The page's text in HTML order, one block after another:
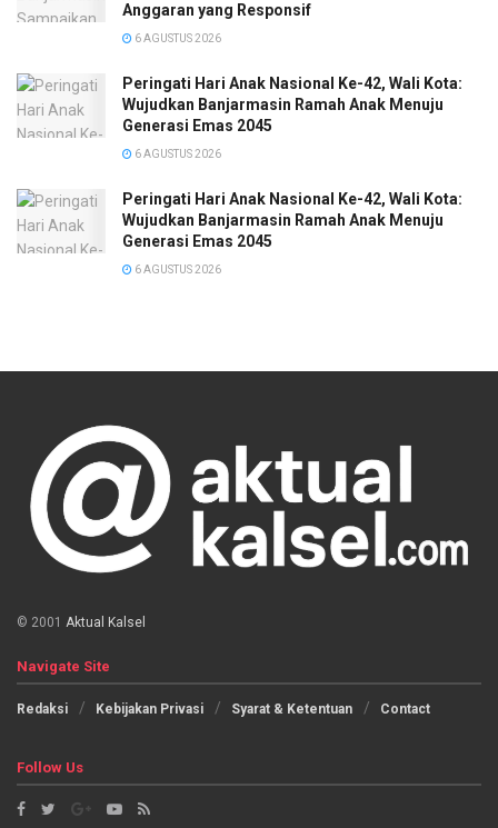
Anggaran yang Responsif
6 AGUSTUS 2026
Peringati Hari Anak Nasional Ke-42, Wali Kota:
Wujudkan Banjarmasin Ramah Anak Menuju
Generasi Emas 2045
6 AGUSTUS 2026
Peringati Hari Anak Nasional Ke-42, Wali Kota:
Wujudkan Banjarmasin Ramah Anak Menuju
Generasi Emas 2045
6 AGUSTUS 2026
© 2001 Aktual Kalsel
Navigate Site
Redaksi Kebijakan Privasi Syarat & Ketentuan Contact
Follow Us